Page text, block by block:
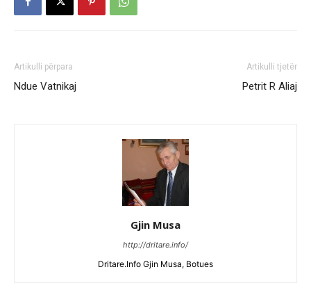
Artikulli përpara
Ndue Vatnikaj
Artikulli tjetër
Petrit R Aliaj
Gjin Musa
http://dritare.info/
Dritare.Info Gjin Musa, Botues